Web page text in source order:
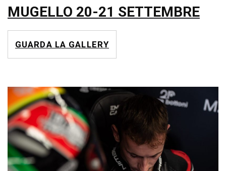
MUGELLO 20-21 SETTEMBRE
GUARDA LA GALLERY